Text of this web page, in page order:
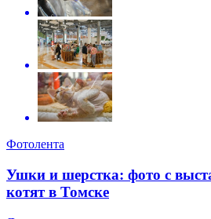
Фотолента
Ушки и шерстка: фото с
котят в Томске